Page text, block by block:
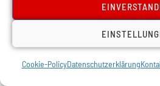
Cookie-PolicyDatenschutzerklärung
Gerichte einzurichten, um die
Grundbesitzer zur
lautete: „Wer das Land bestellt,
bekommen“, und: „Die